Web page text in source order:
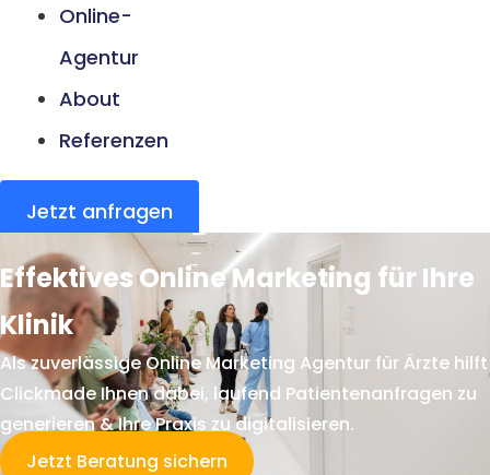
Online-
Agentur
About
Referenzen
Jetzt anfragen
Effektives Online Marketing für Ihre
Klinik
Als zuverlässige Online Marketing Agentur für Ärzte hilft
Clickmade Ihnen dabei, laufend Patientenanfragen zu
generieren & Ihre Praxis zu digitalisieren.
Jetzt Beratung sichern